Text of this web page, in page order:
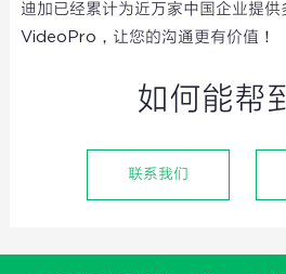
迪加已经累计为近万家中国企业提供
VideoPro，让您的沟通更有价值！
如何能帮
联系我们